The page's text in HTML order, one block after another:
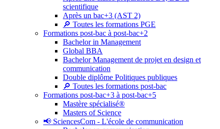
scientifique
Après un bac+3 (AST 2)
🔎 Toutes les formations PGE
Formations post-bac à post-bac+2
Bachelor in Management
Global BBA
Bachelor Management de projet en design et
communication
Double diplôme Politiques publiques
🔎 Toutes les formations post-bac
Formations post-bac+3 à post-bac+5
Mastère spécialisé®
Masters of Science
📢 SciencesCom - L'école de communication